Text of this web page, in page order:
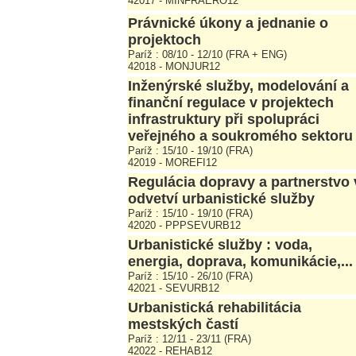
Právnické úkony a jednanie o
projektoch
Paríž : 08/10 - 12/10 (FRA + ENG)
42018 - MONJUR12
Inženýrské služby, modelování a
finanční regulace v projektech
infrastruktury při spolupráci
veřejného a soukromého sektoru
Paríž : 15/10 - 19/10 (FRA)
42019 - MOREFI12
Regulácia dopravy a partnerstvo
odvetví urbanistické služby
Paríž : 15/10 - 19/10 (FRA)
42020 - PPPSEVURB12
Urbanistické služby : voda,
energia, doprava, komunikácie,...
Paríž : 15/10 - 26/10 (FRA)
42021 - SEVURB12
Urbanistická rehabilitácia
mestských častí
Paríž : 12/11 - 23/11 (FRA)
42022 - REHAB12